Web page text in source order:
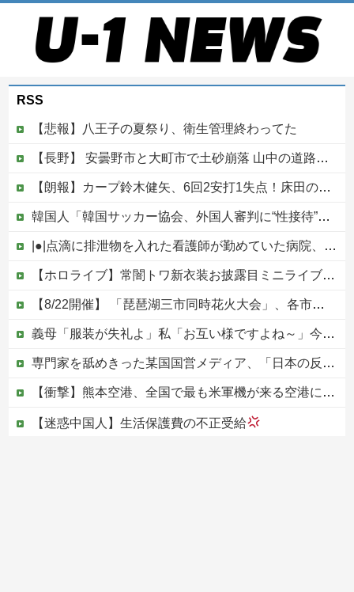
RSS
【悲報】八王子の夏祭り、衛生管理終わってた
【長野】 安曇野市と大町市で土砂崩落 山中の道路が寸断 宿泊客や登山客など計400人近くが孤立か 土石流で橋が流されたとの情報も
【朗報】カープ鈴木健矢、6回2安打1失点！床田の代役先発で快投し鯉党に絶賛される！
韓国人「韓国サッカー協会、外国人審判に“性接待”報道・・・」→「2002年の審判買収が事実だったのか？」「日本人が言ってたこと正しかったね・・・...
|●|点滴に排泄物を入れた看護師が勤めていた病院、新病棟を建てたばかりなのに近隣住民の総スカンを食らった結果……
【ホロライブ】常闇トワ新衣装お披露目ミニライブ！お笑い芸人みたいなリアクションをするトワ様他
【8/22開催】 「琵琶湖三市同時花火大会」、各市公式「そんな花火大会は存在しない」→ 高価チケットを購入した人達がSNS阿鼻叫喚
義母「服装が失礼よ」私「お互い様ですよね～」今までイビられ続けてきた私が義姉の披露宴で大暴れｗｗ義親族に「ひっぱたきますよ」と釘を刺したったｗｗｗ
専門家を舐めきった某国国営メディア、「日本の反撃能力が地域を不安定化させている」というストーリーで番組制作を進めようとするも……
【衝撃】熊本空港、全国で最も米軍機が来る空港になっていた
【迷惑中国人】生活保護費の不正受給